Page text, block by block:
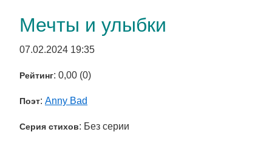
Мечты и улыбки
07.02.2024 19:35
Рейтинг: 0,00 (0)
Поэт: Anny Bad
Серия стихов: Без серии